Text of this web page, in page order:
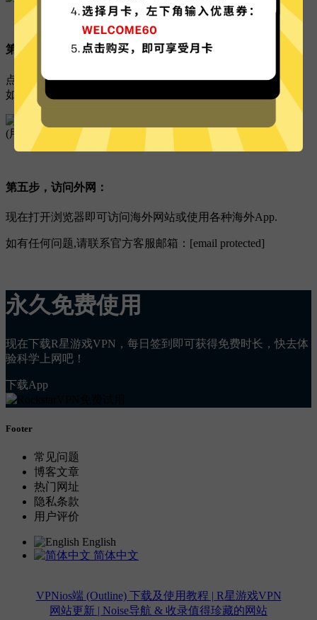
第四步，连接线路：
点击线路服务器右下角的：连接按钮,即可完成加速.
如下图所示:
(用户可以重命名此线路的名称,例如：香港3)
第五步，访问外网：
现在打开浏览器即可访问海外网站或使用各种海外App.
如有任何问题,请联系官方客服邮箱：[email protected]
永久免费使用
现在下载R星游戏VPN，每日签到即可获得免费时长，快去体
验科学上网吧！
下载App
Footer
常见问题
博客文章
热门网址
隐私条款
用户评价
English
简体中文
VPNios端 (Outline) 下载及使用教程 | R星游戏VPN
网站更新 | Noise导航 & 收录值得珍藏的网站